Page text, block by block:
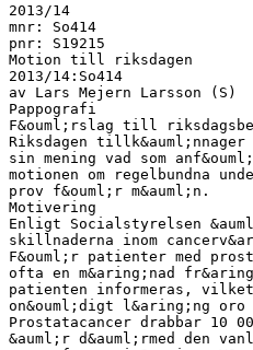
2013/14
mnr: So414
pnr: S19215
Motion till riksdagen
2013/14:So414
av Lars Mejern Larsson (S)
Pappografi
F&ouml;rslag till
Riksdagen
sin mening vad som
motionen om regelbundna
prov f&ouml;r m&auml;n.
Motivering
Enligt Socialstyrelsen
skillnaderna inom
F&ouml;r patienter med
ofta en m&aring;nad
patienten informeras, vilket
on&ouml;digt l&aring;ng oro
Prostatacancer drabbar 10
&auml;r d&auml;rmed den